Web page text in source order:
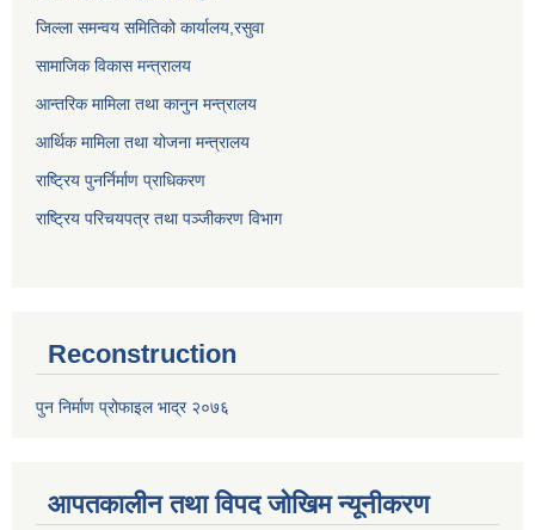
जिल्ला समन्वय समितिको कार्यालय, रसुवा
सामाजिक विकास मन्त्रालय
आन्तरिक मामिला तथा कानुन मन्त्रालय
आर्थिक मामिला तथा योजना मन्त्रालय
राष्ट्रिय पुनर्निर्माण प्राधिकरण
राष्ट्रिय परिचयपत्र तथा पञ्जीकरण विभाग
Reconstruction
पुन निर्माण प्रोफाइल भाद्र २०७६
आपतकालीन तथा विपद जोखिम न्यूनीकरण